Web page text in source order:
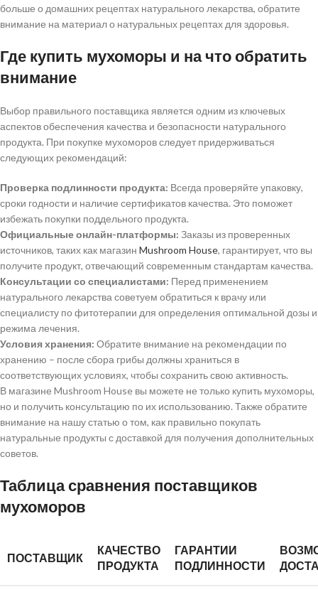
больше о домашних рецептах натурального лекарства, обратите
внимание на материал о натуральных рецептах для здоровья.
Где купить мухоморы и на что обратить
внимание
Выбор правильного поставщика является одним из ключевых
аспектов обеспечения качества и безопасности натурального
продукта. При покупке мухоморов следует придерживаться
следующих рекомендаций:
Проверка подлинности продукта: Всегда проверяйте упаковку,
сроки годности и наличие сертификатов качества. Это поможет
избежать покупки поддельного продукта.
Официальные онлайн-платформы: Заказы из проверенных
источников, таких как магазин Mushroom House, гарантирует, что вы
получите продукт, отвечающий современным стандартам качества.
Консультации со специалистами: Перед применением
натурального лекарства советуем обратиться к врачу или
специалисту по фитотерапии для определения оптимальной дозы и
режима лечения.
Условия хранения: Обратите внимание на рекомендации по
хранению – после сбора грибы должны храниться в
соответствующих условиях, чтобы сохранить свою активность.
В магазине Mushroom House вы можете не только купить мухоморы,
но и получить консультацию по их использованию. Также обратите
внимание на нашу статью о том, как правильно покупать
натуральные продукты с доставкой для получения дополнительных
советов.
Таблица сравнения поставщиков
мухоморов
ПОСТАВЩИК
КАЧЕСТВО
ПРОДУКТА
ГАРАНТИИ
ПОДЛИННОСТИ